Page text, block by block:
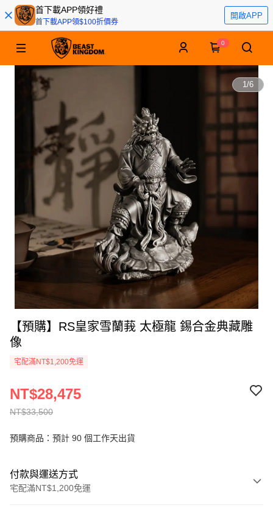
首下載APP領好禮
首下載APP領$100折價券
開啟APP
0
1/6
【預購】RS皇家雪蘭莪 太極龍 錫合金典藏雕
像
宅配滿NT$1,200免運
NT$33,500
NT$28,475
預購商品：預計 90 個工作天出貨
付款與運送方式
宅配滿NT$1,200免運